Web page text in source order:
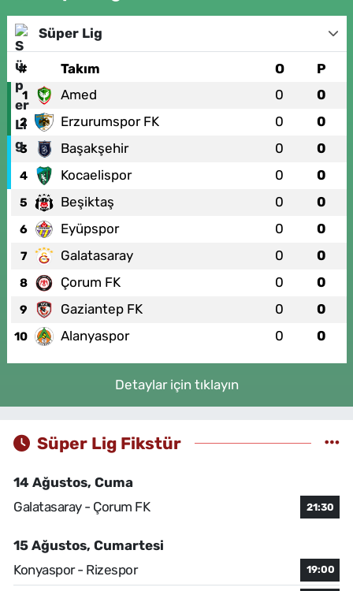
Süper Lig
# Takım O P
1 Amed 0 0
2 Erzurumspor FK 0 0
3 Başakşehir 0 0
4 Kocaelispor 0 0
5 Beşiktaş 0 0
6 Eyüpspor 0 0
7 Galatasaray 0 0
8 Çorum FK 0 0
9 Gaziantep FK 0 0
10 Alanyaspor 0 0
Detaylar için tıklayın
Süper Lig Fikstür
14 Ağustos, Cuma
Galatasaray - Çorum FK
21:30
15 Ağustos, Cumartesi
Konyaspor - Rizespor
19:00